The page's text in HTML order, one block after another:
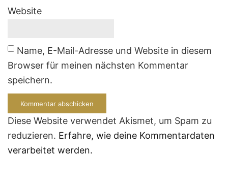
Website
Name, E-Mail-Adresse und Website in diesem
Browser für meinen nächsten Kommentar
speichern.
Diese Website verwendet Akismet, um Spam zu
reduzieren. Erfahre, wie deine Kommentardaten
verarbeitet werden.